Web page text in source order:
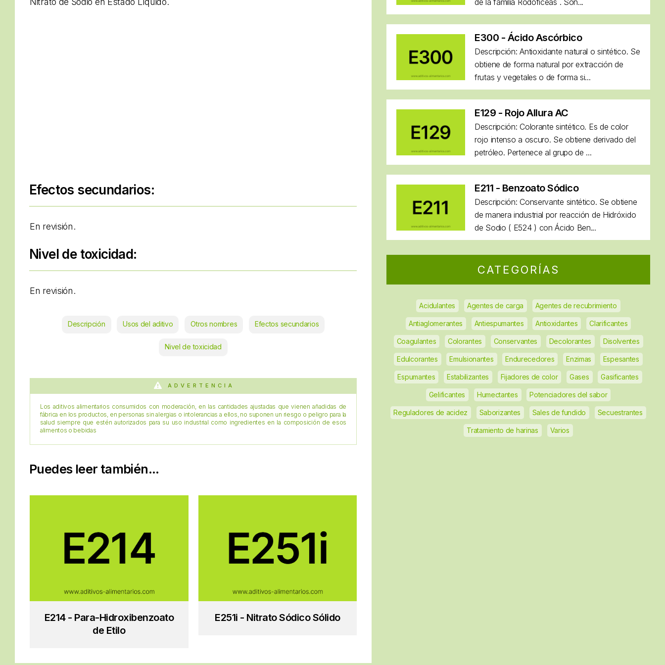
Efectos secundarios:
En revisión.
Nivel de toxicidad:
En revisión.
Descripción Usos del aditivo Otros nombres Efectos secundarios
Nivel de toxicidad
ADVERTENCIA
Los aditivos alimentarios consumidos con moderación, en las cantidades ajustadas que vienen añadidas de
fábrica en los productos, en personas sin alergias o intolerancias a ellos, no suponen un riesgo o peligro para la
salud siempre que estén autorizados para su uso industrial como ingredientes en la composición de esos
alimentos o bebidas
Puedes leer también...
E214 - Para-Hidroxibenzoato
de Etilo
E251i - Nitrato Sódico Sólido
de la familia Rodoficeas . Son...
E300 - Ácido Ascórbico
Descripción: Antioxidante natural o sintético. Se
obtiene de forma natural por extracción de
frutas y vegetales o de forma si...
E129 - Rojo Allura AC
Descripción: Colorante sintético. Es de color
rojo intenso a oscuro. Se obtiene derivado del
petróleo. Pertenece al grupo de ...
E211 - Benzoato Sódico
Descripción: Conservante sintético. Se obtiene
de manera industrial por reacción de Hidróxido
de Sodio ( E524 ) con Ácido Ben...
CATEGORÍAS
Acidulantes Agentes de carga Agentes de recubrimiento
Antiaglomerantes Antiespumantes Antioxidantes Clarificantes
Coagulantes Colorantes Conservantes Decolorantes Disolventes
Edulcorantes Emulsionantes Endurecedores Enzimas Espesantes
Espumantes Estabilizantes Fijadores de color Gases Gasificantes
Gelificantes Humectantes Potenciadores del sabor
Reguladores de acidez Saborizantes Sales de fundido Secuestrantes
Tratamiento de harinas Varios